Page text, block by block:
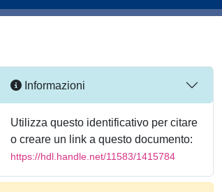
Informazioni
Utilizza questo identificativo per citare
o creare un link a questo documento:
https://hdl.handle.net/11583/1415784